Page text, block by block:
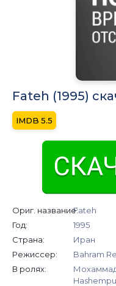
Fateh (1995)
5.5
Ориг. название:Fateh
Год:
1995
Страна:
Иран
Режиссер:
Bahram
В ролях: